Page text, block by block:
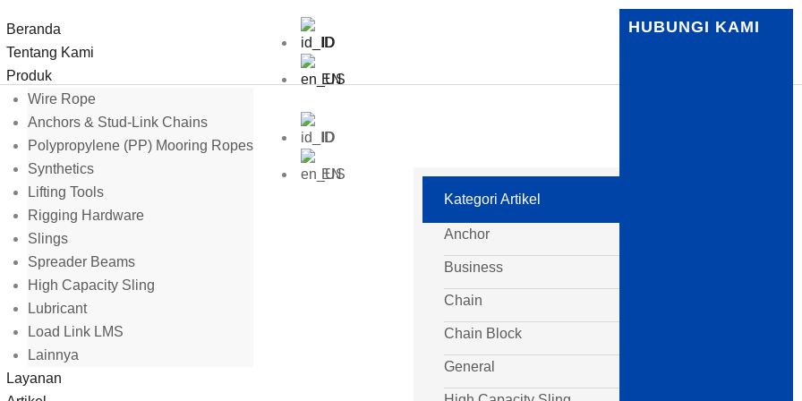
Beranda
Tentang Kami
Produk
Wire Rope
Anchors & Stud-Link Chains
Polypropylene (PP) Mooring Ropes
Synthetics
Lifting Tools
Rigging Hardware
Slings
Spreader Beams
High Capacity Sling
Lubricant
Load Link LMS
Lainnya
Layanan
ID
EN
ID
EN
HUBUNGI KAMI
Kategori Artikel
Anchor
Business
Chain
Chain Block
General